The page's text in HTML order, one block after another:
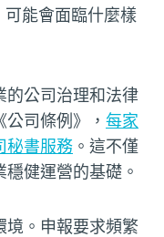
可能會面臨什麼樣
的公司治理和法律
司條例》， 每家
秘書服務 。這不僅
健運營的基礎。
境。申報要求頻繁